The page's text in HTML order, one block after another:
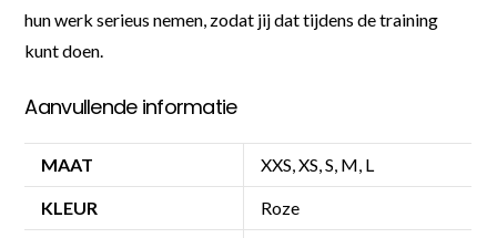
hun werk serieus nemen, zodat jij dat tijdens de training
kunt doen.
Aanvullende informatie
MAAT XXS, XS, S, M, L
KLEUR Roze